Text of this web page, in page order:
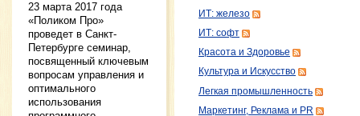
23 марта 2017 года
«Поликом Про»
проведет в Санкт-
Петербурге семинар,
посвященный ключевым
вопросам управления и
оптимального
использования
ИТ: железо
ИТ: софт
Красота и Здоровье
Культура и Искусство
Легкая промышленность
Маркетинг, Реклама и PR